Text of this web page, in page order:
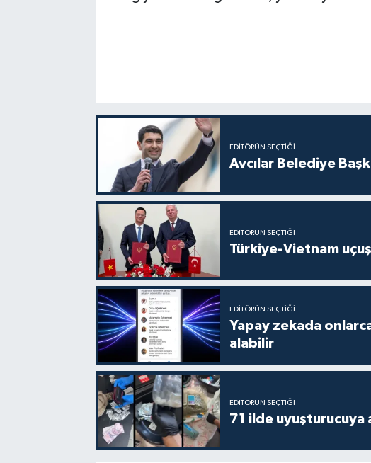
EDITÖRÜN SEÇTIĞI
Avcılar Belediye
EDITÖRÜN SEÇTIĞI
Türkiye-Vietnam
EDITÖRÜN SEÇTIĞI
Yapay zekada
alabilir
EDITÖRÜN SEÇTIĞI
71 ilde uyuşturucuya